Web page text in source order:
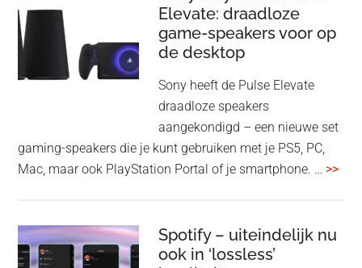
Elevate: draadloze
game-speakers voor op
de desktop
Sony heeft de Pulse Elevate
draadloze speakers
aangekondigd – een nieuwe set
gaming-speakers die je kunt gebruiken met je PS5, PC,
Mac, maar ook PlayStation Portal of je smartphone. … >>
Spotify – uiteindelijk nu
ook in ‘lossless’